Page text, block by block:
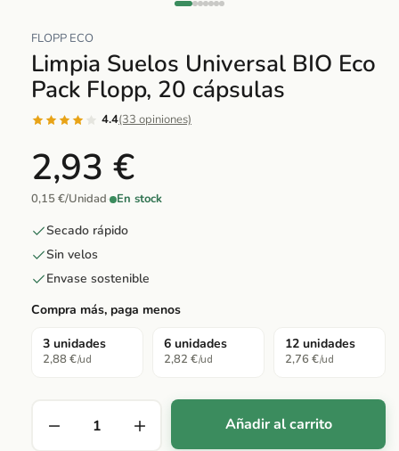
multimedia
1
en
una
ventana
modal
FLOPP ECO
Limpia Suelos Universal BIO Eco
Pack Flopp, 20 cápsulas
4.4(33 opiniones)
2,93 €
0,15 €/Unidad· En stock
Secado rápido
Sin velos
Envase sostenible
Compra más, paga menos
3 unidades
2,88 €/ud
6 unidades
2,82 €/ud
12 unidades
2,76 €/ud
Añadir al carrito